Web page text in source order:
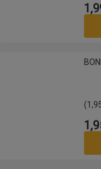
Preu
BONPREU Espelma amb
Preu